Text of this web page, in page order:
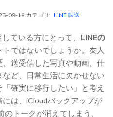
09-18 カテゴリ: LINE 転送
している方にとって、 LINEの
ではないでしょうか。友人
送受信した写真や動画、仕
ど、日常生活に欠かせない
確実に移行したい」と考え
は、iCloudバックアップが
トークが消えてしまう、